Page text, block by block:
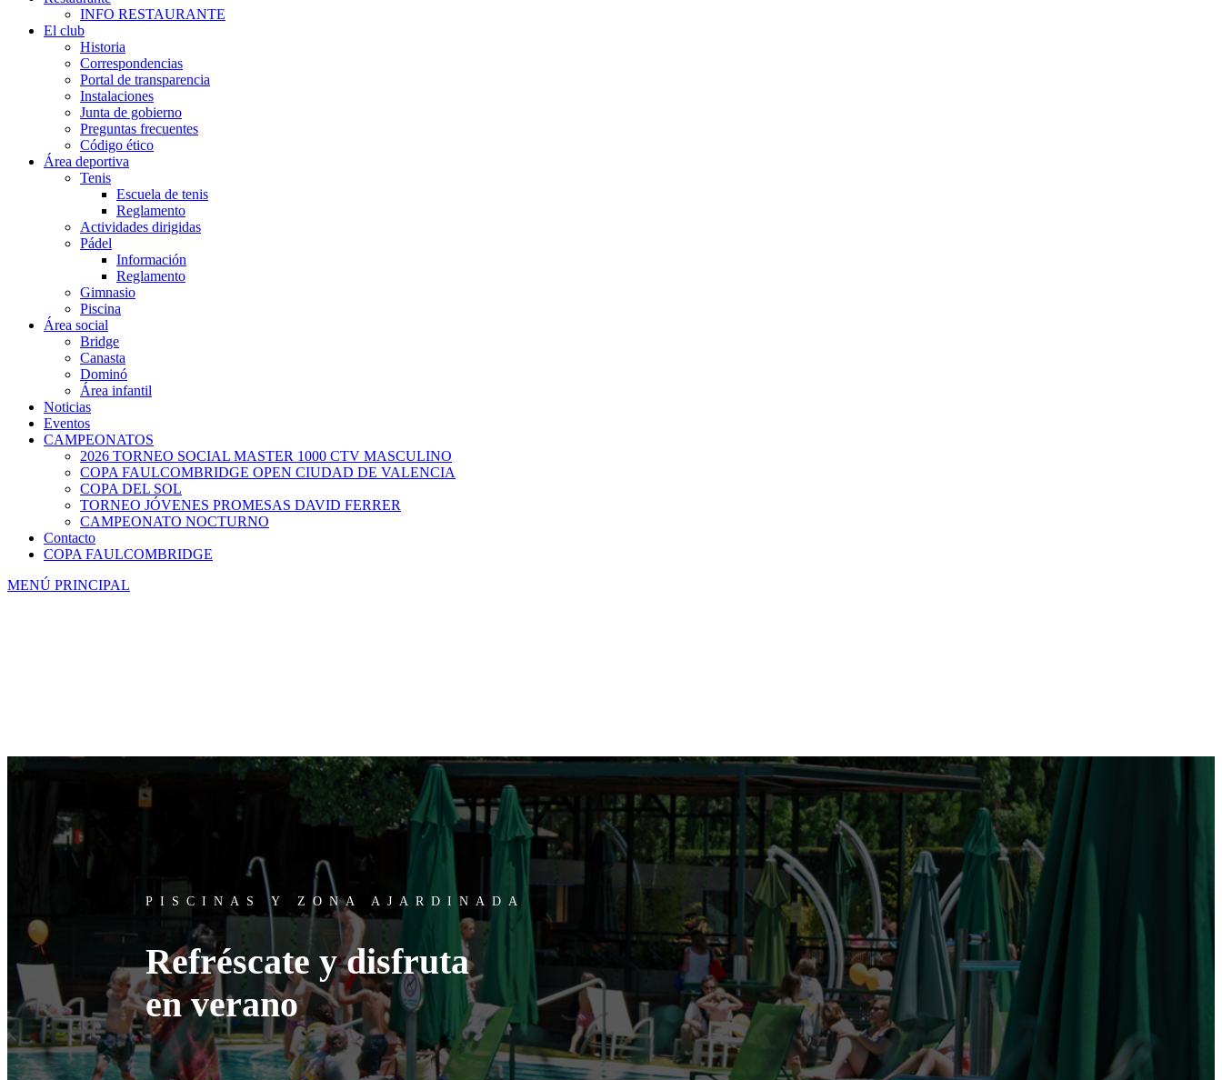
INFO RESTAURANTE
El club
Historia
Correspondencias
Portal de transparencia
Instalaciones
Junta de gobierno
Preguntas frecuentes
Código ético
Área deportiva
Tenis
Escuela de tenis
Reglamento
Actividades dirigidas
Pádel
Información
Reglamento
Gimnasio
Piscina
Área social
Bridge
Canasta
Dominó
Área infantil
Noticias
Eventos
CAMPEONATOS
2026 TORNEO SOCIAL MASTER 1000 CTV MASCULINO
COPA FAULCOMBRIDGE OPEN CIUDAD DE VALENCIA
COPA DEL SOL
TORNEO JÓVENES PROMESAS DAVID FERRER
CAMPEONATO NOCTURNO
Contacto
COPA FAULCOMBRIDGE
MENÚ PRINCIPAL
PISCINAS Y ZONA AJARDINADA
Refréscate y disfruta
en verano